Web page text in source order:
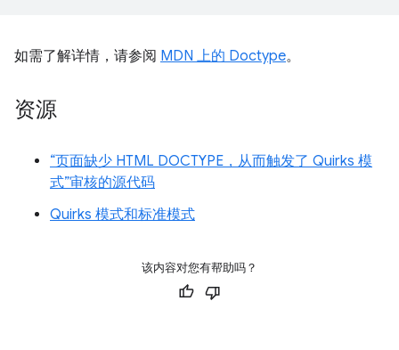
如需了解详情，请参阅 MDN 上的 Doctype。
资源
“页面缺少 HTML DOCTYPE，从而触发了 Quirks 模
式”审核的源代码
Quirks 模式和标准模式
该内容对您有帮助吗？